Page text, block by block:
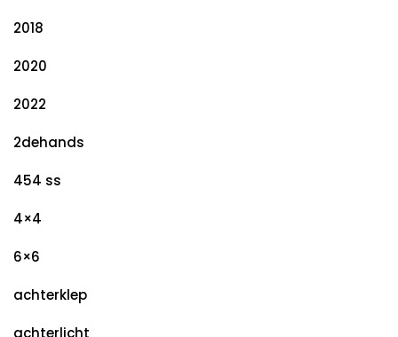
2018
2020
2022
2dehands
454 ss
4×4
6×6
achterklep
achterlicht